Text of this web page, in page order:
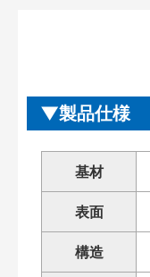
製品仕様
基材
表面
構造